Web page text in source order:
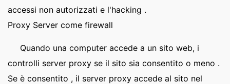
accessi non autorizzati e l'hacking .
Proxy Server come firewall
Quando una computer accede a un sito web, i
controlli server proxy se il sito sia consentito o meno .
Se è consentito , il server proxy accede al sito nel